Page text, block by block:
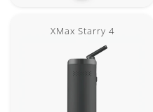
XMax Starry 4